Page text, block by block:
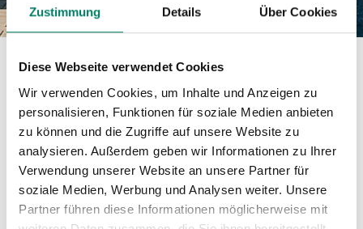
Zustimmung Details Über Cookies
Diese Webseite verwendet Cookies
Wir verwenden Cookies, um Inhalte und Anzeigen zu
personalisieren, Funktionen für soziale Medien anbieten
zu können und die Zugriffe auf unsere Website zu
analysieren. Außerdem geben wir Informationen zu Ihrer
Verwendung unserer Website an unsere Partner für
soziale Medien, Werbung und Analysen weiter. Unsere
Partner führen diese Informationen möglicherweise mit
Betreiber
BOGESTRA
Verkehrsverbund
Verkehrsverbund Rhein-Ruhr GmbH